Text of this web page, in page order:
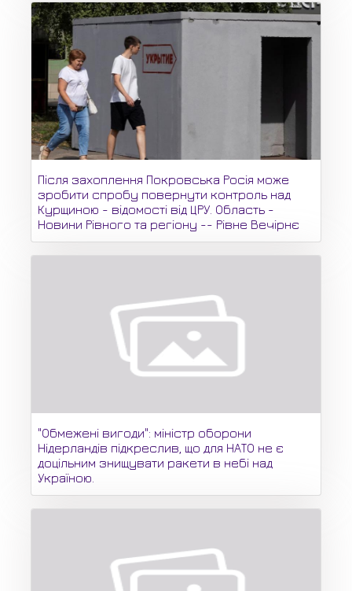
Після захоплення Покровська Росія може
зробити спробу повернути контроль над
Курщиною - відомості від ЦРУ. Область -
Новини Рівного та регіону -- Рівне Вечірнє
"Обмежені вигоди": міністр оборони
Нідерландів підкреслив, що для НАТО не є
доцільним знищувати ракети в небі над
Україною.